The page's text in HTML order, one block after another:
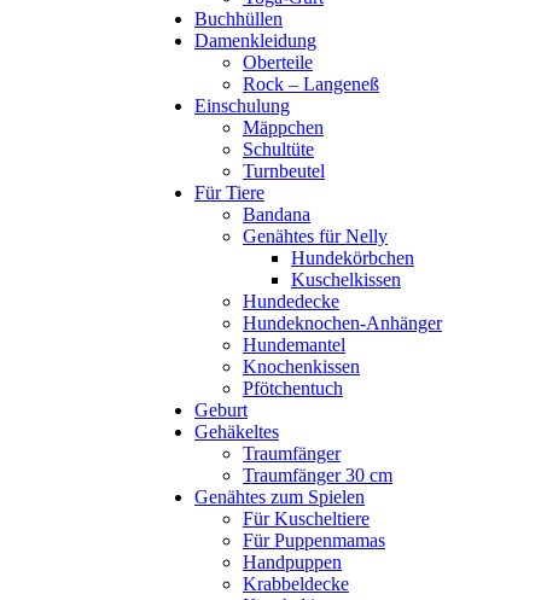
Buchhüllen
Damenkleidung
Oberteile
Rock – Langeneß
Einschulung
Mäppchen
Schultüte
Turnbeutel
Für Tiere
Bandana
Genähtes für Nelly
Hundekörbchen
Kuschelkissen
Hundedecke
Hundeknochen-Anhänger
Hundemantel
Knochenkissen
Pfötchentuch
Geburt
Gehäkeltes
Traumfänger
Traumfänger 30 cm
Genähtes zum Spielen
Für Kuscheltiere
Für Puppenmamas
Handpuppen
Krabbeldecke